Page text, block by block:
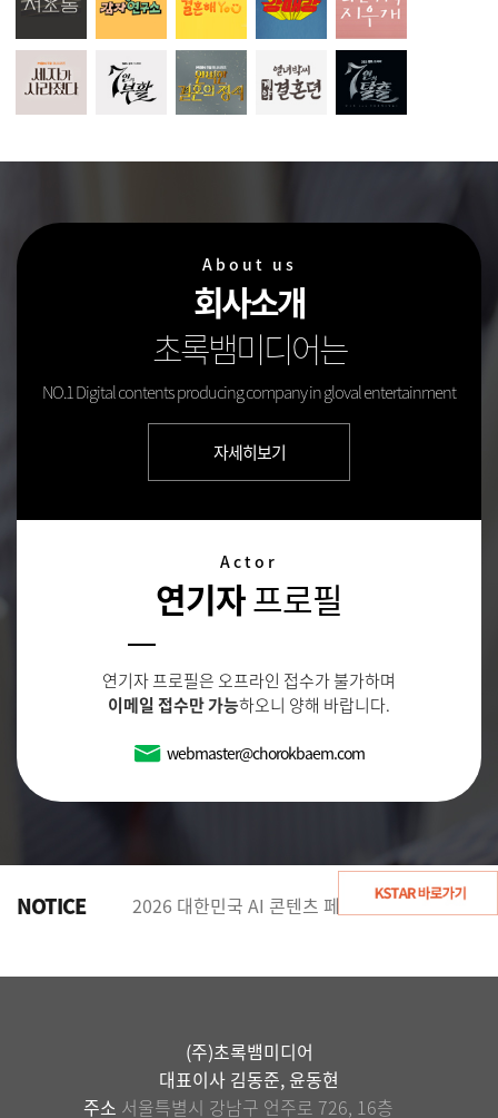
About us
회사소개
초록뱀미디어는
NO.1 Digital contents producing company in gloval entertainment
자세히보기
Actor
연기자프로필
연기자 프로필은 오프라인 접수가 불가하며
이메일 접수만 가능하오니 양해 바랍니다.
webmaster@chorokbaem.com
NOTICE 2026 대한민국 AI 콘텐츠 페스티벌 미드폼 드라마 부문 2차 심사 대상작 안내
(주)초록뱀미디어
대표이사 김동준, 윤동현
주소 서울특별시 강남구 언주로 726, 16층